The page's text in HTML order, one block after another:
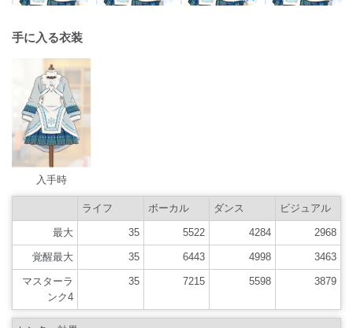
手に入る衣装
入手時
ライフ ボーカル ダンス ビジュアル
最大 35 5522 4284 2968
覚醒最大 35 6443 4998 3463
マスターラ
ンク4
35 7215 5598 3879